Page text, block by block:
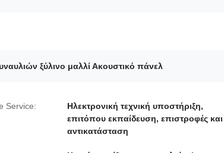
ξύλινο μαλλί Ακουστικό πάνελ
Service:
Ηλεκτρονική τεχνική υποστήριξη,
επιτόπου εκπαίδευση, επιστροφές και
αντικατάσταση